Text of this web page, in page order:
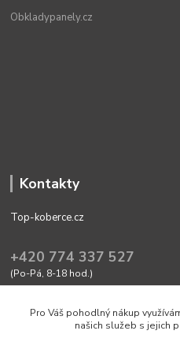
Obkladypanely.cz
Kontakty
Top-koberce.cz
+420 774 337 527
(Po-Pá, 8-18 hod.)
Pro Váš pohodlný nákup
našich služeb s jejich